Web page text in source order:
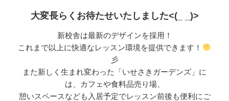
大変長らくお待たせいたしました<(_ _)>
新校舎は最新のデザインを採用！
これまで以上に快適なレッスン環境を提供できます！
彡
また新しく生まれ変わった「いせさきガーデンズ」に
は、カフェや食料品売り場、
憩いスペースなども入居予定でレッスン前後も便利にご